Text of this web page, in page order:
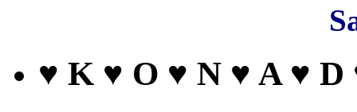
♥ K ♥ O ♥ N ♥ A ♥ D